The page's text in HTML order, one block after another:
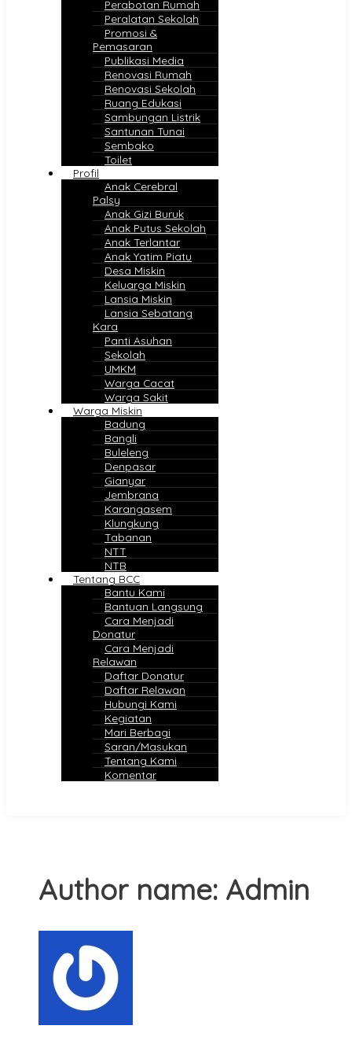
Perabotan Rumah
Peralatan Sekolah
Promosi &
Pemasaran
Publikasi Media
Renovasi Rumah
Renovasi Sekolah
Ruang Edukasi
Sambungan Listrik
Santunan Tunai
Sembako
Toilet
Profil
Anak Cerebral
Palsy
Anak Gizi Buruk
Anak Putus Sekolah
Anak Terlantar
Anak Yatim Piatu
Desa Miskin
Keluarga Miskin
Lansia Miskin
Lansia Sebatang
Kara
Panti Asuhan
Sekolah
UMKM
Warga Cacat
Warga Sakit
Warga Miskin
Badung
Bangli
Buleleng
Denpasar
Gianyar
Jembrana
Karangasem
Klungkung
Tabanan
NTT
NTB
Tentang BCC
Bantu Kami
Bantuan Langsung
Cara Menjadi
Donatur
Cara Menjadi
Relawan
Daftar Donatur
Daftar Relawan
Hubungi Kami
Kegiatan
Mari Berbagi
Saran/Masukan
Tentang Kami
Komentar
Author name: Admin